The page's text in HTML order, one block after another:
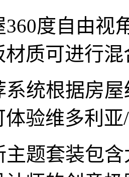
360度自由视
材质可进行
系统根据房
体验维多利
主题套装包